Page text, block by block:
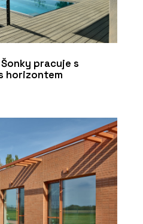
pracuje s
horizontem